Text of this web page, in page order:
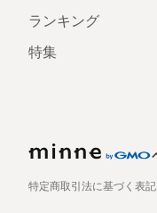
ランキング
特集
特定商取引法に基づく表記